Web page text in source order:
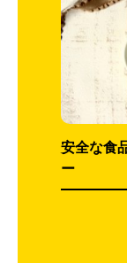
安全な食
ー